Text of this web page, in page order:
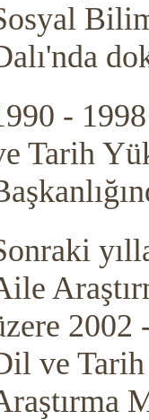
-
Tarih
2002
ve